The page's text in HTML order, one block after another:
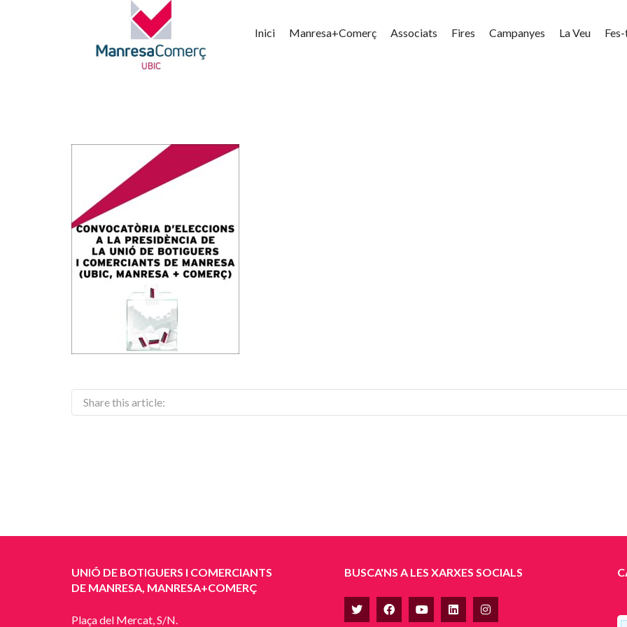
Inici Manresa+Comerç Associats Fires Campanyes La Veu
Share this article:
UNIÓ DE BOTIGUERS I COMERCIANTS
DE MANRESA, MANRESA+COMERÇ
Plaça del Mercat, S/N.
BUSCA'NS A LES XARXES SOCIALS